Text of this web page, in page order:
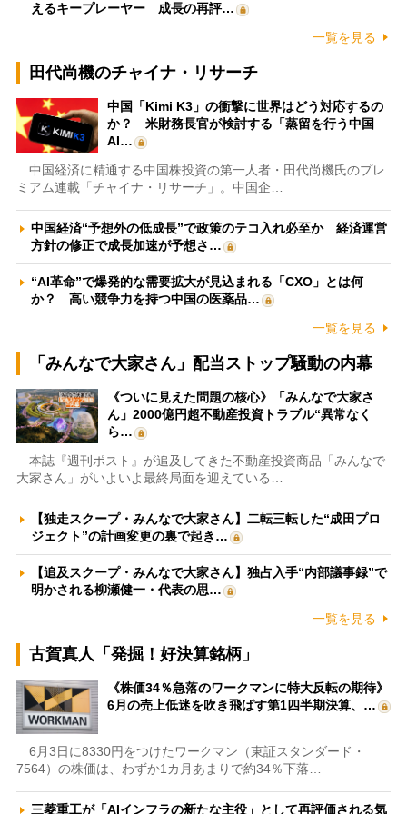
えるキープレーヤー 成長の再評…
一覧を見る
田代尚機のチャイナ・リサーチ
中国「Kimi K3」の衝撃に世界はどう対応するの
か？ 米財務長官が検討する「蒸留を行う中国
AI…
中国経済に精通する中国株投資の第一人者・田代尚機氏のプレ
ミアム連載「チャイナ・リサーチ」。中国企…
中国経済“予想外の低成長”で政策のテコ入れ必至か 経済運営
方針の修正で成長加速が予想さ…
“AI革命”で爆発的な需要拡大が見込まれる「CXO」とは何
か？ 高い競争力を持つ中国の医薬品…
一覧を見る
「みんなで大家さん」配当ストップ騒動の内幕
《ついに見えた問題の核心》「みんなで大家さ
ん」2000億円超不動産投資トラブル“異常なく
ら…
本誌『週刊ポスト』が追及してきた不動産投資商品「みんなで
大家さん」がいよいよ最終局面を迎えている…
【独走スクープ・みんなで大家さん】二転三転した“成田プロ
ジェクト”の計画変更の裏で起き…
【追及スクープ・みんなで大家さん】独占入手“内部議事録”で
明かされる柳瀬健一・代表の思…
一覧を見る
古賀真人「発掘！好決算銘柄」
《株価34％急落のワークマンに特大反転の期待》
6月の売上低迷を吹き飛ばす第1四半期決算、…
6月3日に8330円をつけたワークマン（東証スタンダード・
7564）の株価は、わずか1カ月あまりで約34％下落…
三菱重工が「AIインフラの新たな主役」として再評価される気